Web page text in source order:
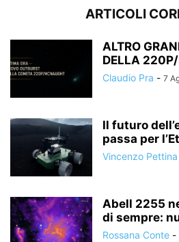
ARTICOLI
ALTRO
DELLA
Claudio Pra - 7
Il futuro
passa per
Vincenzo Pettina
Abell 2255
di sempre:
Rossana Conte -